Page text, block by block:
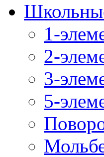
1-
2-
3-
5-